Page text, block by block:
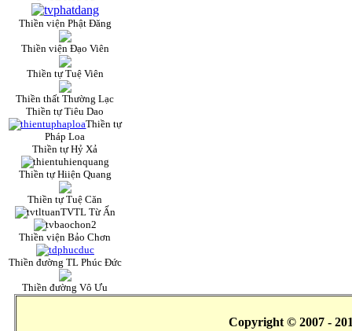
Thiền viện Phật Đăng
Thiền viện Đạo Viên
Thiền tự Tuệ Viên
Thiền thất Thường Lạc
Thiền tự Tiêu Dao
Thiền tự
Pháp Loa
Thiền tự Hỷ Xả
Thiền tự Hiiện Quang
Thiền tự Tuệ Căn
TVTL Từ Ấn
Thiền viện Bảo Chơn
Thiền đường TL Phúc Đức
Thiền đường Vô Ưu
Copyright © 2007 -